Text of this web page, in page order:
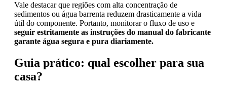
Vale destacar que regiões com alta concentração de
sedimentos ou água barrenta reduzem drasticamente a vida
útil do componente. Portanto, monitorar o fluxo de uso e
seguir estritamente as instruções do manual do fabricante
garante água segura e pura diariamente.
Guia prático: qual escolher para sua
casa?